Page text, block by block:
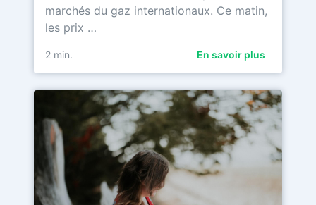
marchés du gaz internationaux. Ce matin,
les prix …
2 min. En savoir plus